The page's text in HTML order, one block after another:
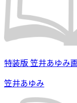
特装版 笠井あゆみ
笠井あゆみ